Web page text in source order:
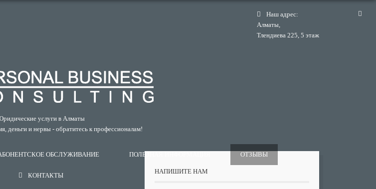
Наш адрес:
Алматы,
Тлендиева 225, 5 этаж
услуги в Алматы
деньги и нервы - обратитесь к профессионалам!
ОБСЛУЖИВАНИЕ ПОЛЕЗНАЯ ИНФОРМАЦИЯ ОТЗЫВЫ
КОНТАКТЫ
НАПИШИТЕ НАМ